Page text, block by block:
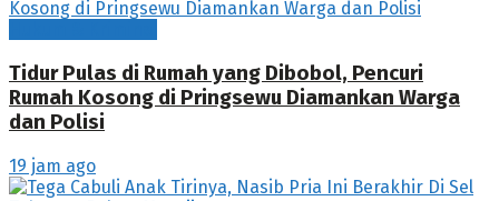
Tidur Pulas di Rumah yang Dibobol, Pencuri
Rumah Kosong di Pringsewu Diamankan Warga
dan Polisi
19 jam ago